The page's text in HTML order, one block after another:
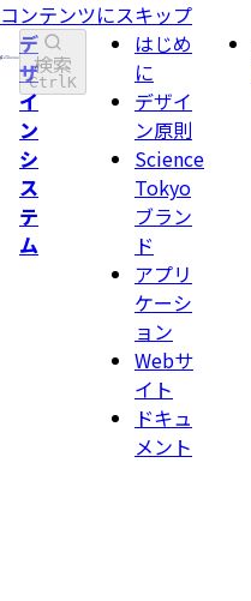
コンテンツにスキップ
デ
ザ
イ
ン
シ
ス
テ
ム
検索
CtrlK
はじめ
に
デザイ
ン原則
Science
Tokyo
ブラン
ド
アプリ
ケーシ
ョン
Webサ
イト
ドキュ
メント